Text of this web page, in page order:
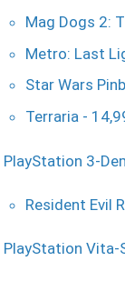
Mag Dogs 2:
Metro: Last
Star Wars
Terraria -
PlayStation 3-
Resident Evil
PlayStation Vita-